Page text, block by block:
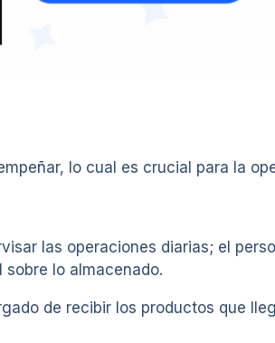
lo cual es crucial para la
las operaciones diarias; el
lo almacenado.
de recibir los productos que